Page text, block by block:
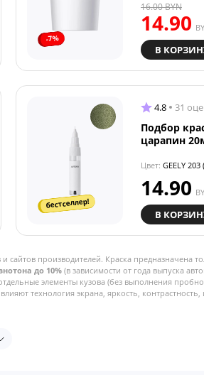
-7%
14.90
16.00BYN
В
бестселлер!
4.8 31
Подбор
царапин
Цвет: GEELY 203
14.90
В
производителей. Краска предназначена
до 10% (в зависимости от года выпуска
элементы кузова (без выполнения
технология экрана, яркость,